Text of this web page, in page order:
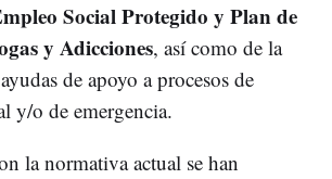
Social Protegido y Plan de
y Adicciones, así como de la
de apoyo a procesos de
y/o de emergencia.
la normativa actual se han